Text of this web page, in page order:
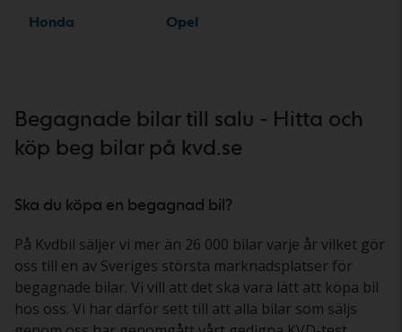
Honda
Opel
Begagnade bilar till salu - Hitta och
köp beg bilar på kvd.se
Ska du köpa en begagnad bil?
På Kvdbil säljer vi mer än 26 000 bilar varje år vilket gör
oss till en av Sveriges största marknadsplatser för
begagnade bilar. Vi vill att det ska vara lätt att köpa bil
hos oss. Vi har därför sett till att alla bilar som säljs